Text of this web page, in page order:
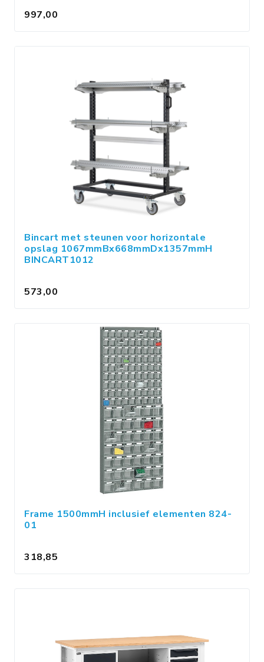
997,00
Bincart met steunen voor horizontale
opslag 1067mmBx668mmDx1357mmH
BINCART1012
573,00
Frame 1500mmH inclusief elementen 824-
01
318,85